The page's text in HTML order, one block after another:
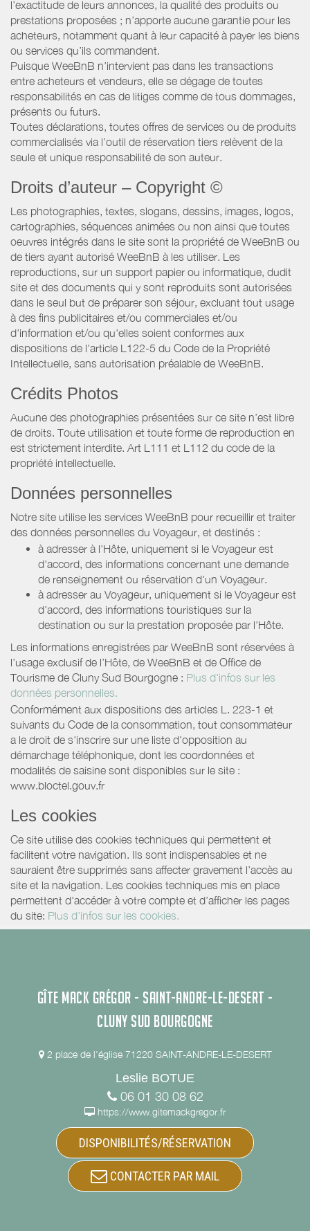
l’exactitude de leurs annonces, la qualité des produits ou
prestations proposées ; n’apporte aucune garantie pour les
acheteurs, notamment quant à leur capacité à payer les biens
ou services qu’ils commandent.
Puisque WeeBnB n’intervient pas dans les transactions
entre acheteurs et vendeurs, elle se dégage de toutes
responsabilités en cas de litiges comme de tous dommages,
présents ou futurs.
Toutes déclarations, toutes offres de services ou de produits
commercialisés via l’outil de réservation tiers relèvent de la
seule et unique responsabilité de son auteur.
Droits d’auteur – Copyright ©
Les photographies, textes, slogans, dessins, images, logos,
cartographies, séquences animées ou non ainsi que toutes
oeuvres intégrés dans le site sont la propriété de WeeBnB ou
de tiers ayant autorisé WeeBnB à les utiliser. Les
reproductions, sur un support papier ou informatique, dudit
site et des documents qui y sont reproduits sont autorisées
dans le seul but de préparer son séjour, excluant tout usage
à des fins publicitaires et/ou commerciales et/ou
d'information et/ou qu'elles soient conformes aux
dispositions de l'article L122-5 du Code de la Propriété
Intellectuelle, sans autorisation préalable de WeeBnB.
Crédits Photos
Aucune des photographies présentées sur ce site n’est libre
de droits. Toute utilisation et toute forme de reproduction en
est strictement interdite. Art L111 et L112 du code de la
propriété intellectuelle.
Données personnelles
Notre site utilise les services WeeBnB pour recueillir et traiter
des données personnelles du Voyageur, et destinés :
à adresser à l'Hôte, uniquement si le Voyageur est
d'accord, des informations concernant une demande
de renseignement ou réservation d'un Voyageur.
à adresser au Voyageur, uniquement si le Voyageur est
d'accord, des informations touristiques sur la
destination ou sur la prestation proposée par l'Hôte.
Les informations enregistrées par WeeBnB sont réservées à
l’usage exclusif de l’Hôte, de WeeBnB et de Office de
Tourisme de Cluny Sud Bourgogne : Plus d'infos sur les
données personnelles.
Conformément aux dispositions des articles L. 223-1 et
suivants du Code de la consommation, tout consommateur
a le droit de s'inscrire sur une liste d'opposition au
démarchage téléphonique, dont les coordonnées et
modalités de saisine sont disponibles sur le site :
www.bloctel.gouv.fr
Les cookies
Ce site utilise des cookies techniques qui permettent et
facilitent votre navigation. Ils sont indispensables et ne
sauraient être supprimés sans affecter gravement l’accès au
site et la navigation. Les cookies techniques mis en place
permettent d'accéder à votre compte et d’afficher les pages
du site: Plus d'infos sur les cookies.
GÎTE MACK GRÉGOR - SAINT-ANDRE-LE-DESERT -
CLUNY SUD BOURGOGNE
2 place de l'église 71220 SAINT-ANDRE-LE-DESERT
Leslie BOTUE
06 01 30 08 62
https://www.gitemackgregor.fr
DISPONIBILITÉS/RÉSERVATION
CONTACTER PAR MAIL